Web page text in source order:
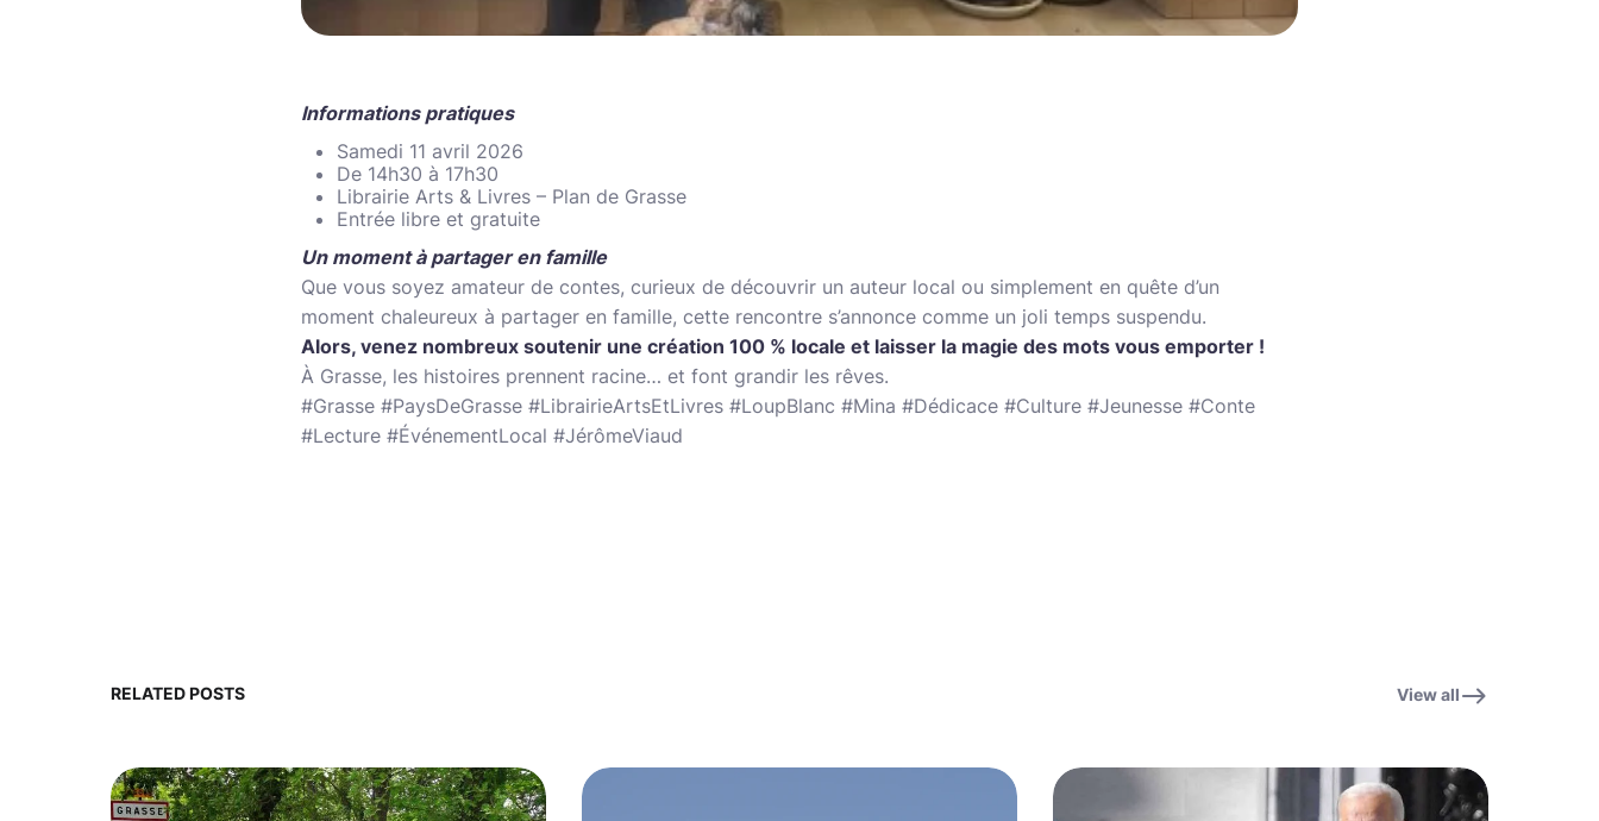
Informations pratiques
Samedi 11 avril 2026
De 14h30 à 17h30
Librairie Arts & Livres – Plan de Grasse
Entrée libre et gratuite
Un moment à partager en famille
Que vous soyez amateur de contes, curieux de découvrir un auteur local ou simplement en quête d’un
moment chaleureux à partager en famille, cette rencontre s’annonce comme un joli temps suspendu.
Alors, venez nombreux soutenir une création 100 % locale et laisser la magie des mots vous emporter !
À Grasse, les histoires prennent racine… et font grandir les rêves.
#Grasse #PaysDeGrasse #LibrairieArtsEtLivres #LoupBlanc #Mina #Dédicace #Culture #Jeunesse #Conte
#Lecture #ÉvénementLocal #JérômeViaud
RELATED POSTS View all